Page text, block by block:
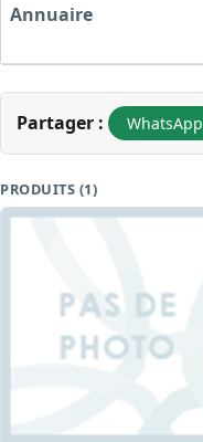
Annuaire
Partager : WhatsApp
PRODUITS (1)